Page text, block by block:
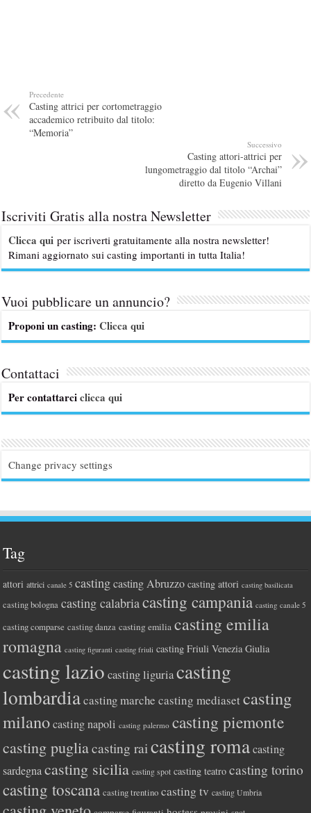
Precedente
Casting attrici per cortometraggio
accademico retribuito dal titolo:
“Memoria”
Successivo
Casting attori-attrici per
lungometraggio dal titolo “Archai”
diretto da Eugenio Villani
Iscriviti Gratis alla nostra Newsletter
Clicca qui per iscriverti gratuitamente alla nostra newsletter!
Rimani aggiornato sui casting importanti in tutta Italia!
Vuoi pubblicare un annuncio?
Proponi un casting:Clicca qui
Contattaci
Per contattarciclicca qui
Change privacy settings
Tag
attori attrici canale 5 casting casting Abruzzo casting attori casting basilicata
casting bologna casting calabriacasting campania casting canale 5
casting comparse casting danza casting emilia casting emilia
romagna casting figuranti casting friuli casting Friuli Venezia Giulia
casting lazio casting liguriacasting
lombardiacasting marche casting mediasetcasting
milano casting napoli casting palermo casting piemonte
casting pugliacasting rai casting roma casting
sardegna casting sicilia casting spot casting teatro casting torino
casting toscana casting trentino casting tv casting Umbria